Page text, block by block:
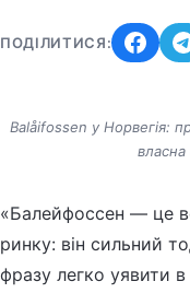
ПОДІЛИТИСЯ:
Balåifossen у Норвегія:
«Балейфоссен — це
ринку: він сильний
фразу легко уявити